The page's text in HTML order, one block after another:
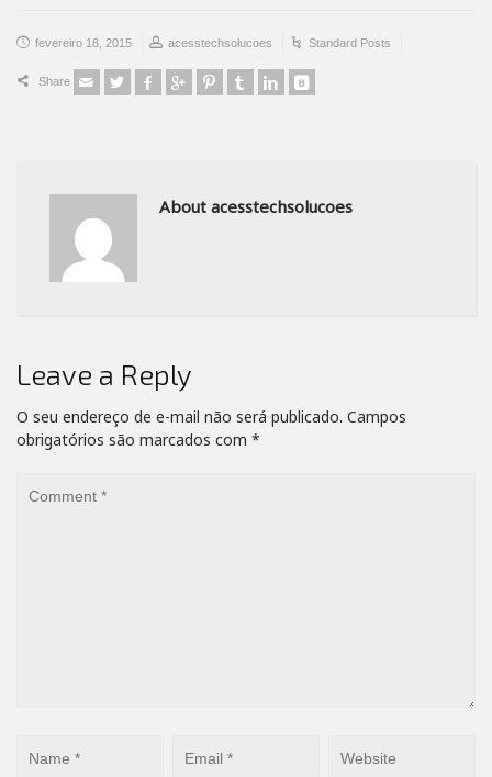
fevereiro 18, 2015 acesstechsolucoes Standard Posts
Share
About acesstechsolucoes
Leave a Reply
O seu endereço de e-mail não será publicado. Campos
obrigatórios são marcados com *